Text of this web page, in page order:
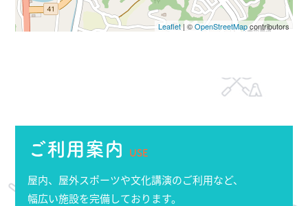
Leaflet| ©OpenStreetMapcontributors
ご利用案内 USE
屋内、屋外スポーツや文化講演のご利用など、
幅広い施設を完備しております。